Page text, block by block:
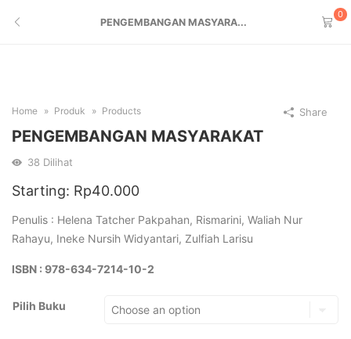
PENGEMBANGAN MASYARA...
0
Home Produk Products
PENGEMBANGAN MASYARAKAT
38 Dilihat
Starting: Rp40.000
Penulis : Helena Tatcher Pakpahan, Rismarini, Waliah Nur
Rahayu, Ineke Nursih Widyantari, Zulfiah Larisu
ISBN : 978-634-7214-10-2
Pilih Buku
Share